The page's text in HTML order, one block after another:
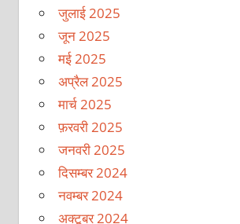
जुलाई 2025
जून 2025
मई 2025
अप्रैल 2025
मार्च 2025
फ़रवरी 2025
जनवरी 2025
दिसम्बर 2024
नवम्बर 2024
अक्टूबर 2024